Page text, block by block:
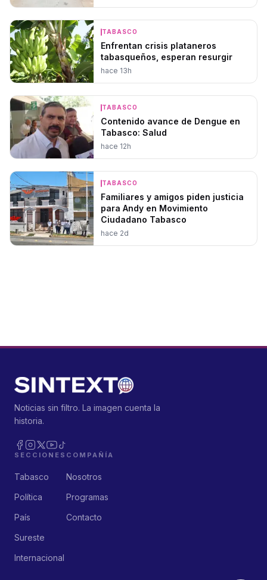
TABASCO
Enfrentan crisis plataneros
tabasqueños, esperan resurgir
hace 13h
TABASCO
Contenido avance de Dengue en
Tabasco: Salud
hace 12h
TABASCO
Familiares y amigos piden justicia
para Andy en Movimiento
Ciudadano Tabasco
hace 2d
Noticias sin filtro. La imagen cuenta la
historia.
SECCIONES
Tabasco
Política
País
Sureste
Internacional
COMPAÑÍA
Nosotros
Programas
Contacto